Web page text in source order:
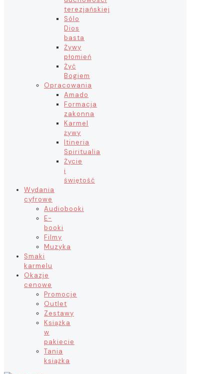
terezjańskiej
Sólo
Dios
basta
Żywy
płomień
Żyć
Bogiem
Opracowania
Amado
Formacja
zakonna
Karmel
żywy
Itineria
Spiritualia
Życie
i
świętość
Wydania
cyfrowe
Audiobooki
E-
booki
Filmy
Muzyka
Smaki
karmelu
Okazje
cenowe
Promocje
Outlet
Zestawy
Książka
w
pakiecie
Tania
książka